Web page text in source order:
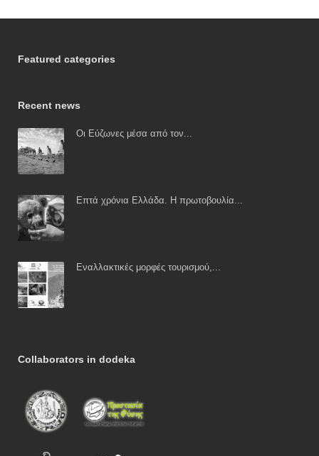
Featured categories
Recent news
Οι Εύζωνες μέσα από τον...
Επτά χρόνια Ελλάδα. Η πρωτοβουλία...
Εναλλακτικές μορφές τουρισμού,...
Collaborators in dodeka